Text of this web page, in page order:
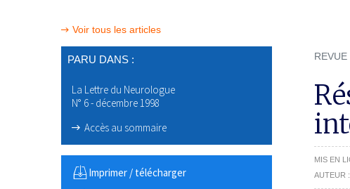
Voir tous les articles
PARU DANS :
La Lettre du Neurologue
N° 6 - décembre 1998
Accès au sommaire
Imprimer / télécharger
MIS EN
AUTEUR